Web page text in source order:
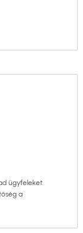
ügyfeleket.
a